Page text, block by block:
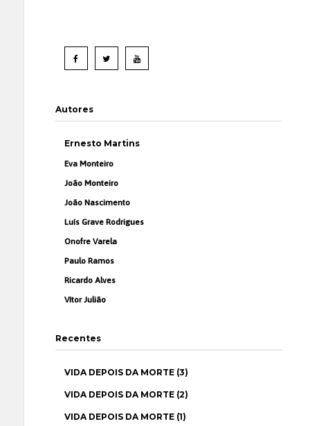
Autores
Ernesto Martins
Eva Monteiro
João Monteiro
João Nascimento
Luís Grave Rodrigues
Onofre Varela
Paulo Ramos
Ricardo Alves
Vítor Julião
Recentes
VIDA DEPOIS DA MORTE (3)
VIDA DEPOIS DA MORTE (2)
VIDA DEPOIS DA MORTE (1)